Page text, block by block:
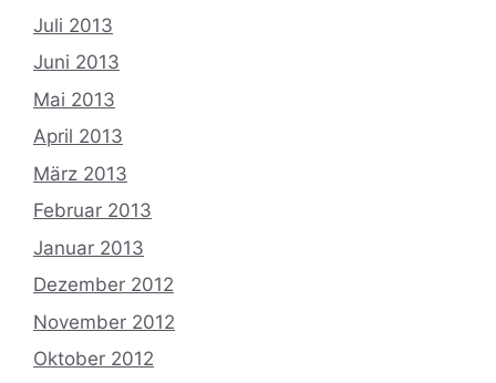
Juli 2013
Juni 2013
Mai 2013
April 2013
März 2013
Februar 2013
Januar 2013
Dezember 2012
November 2012
Oktober 2012